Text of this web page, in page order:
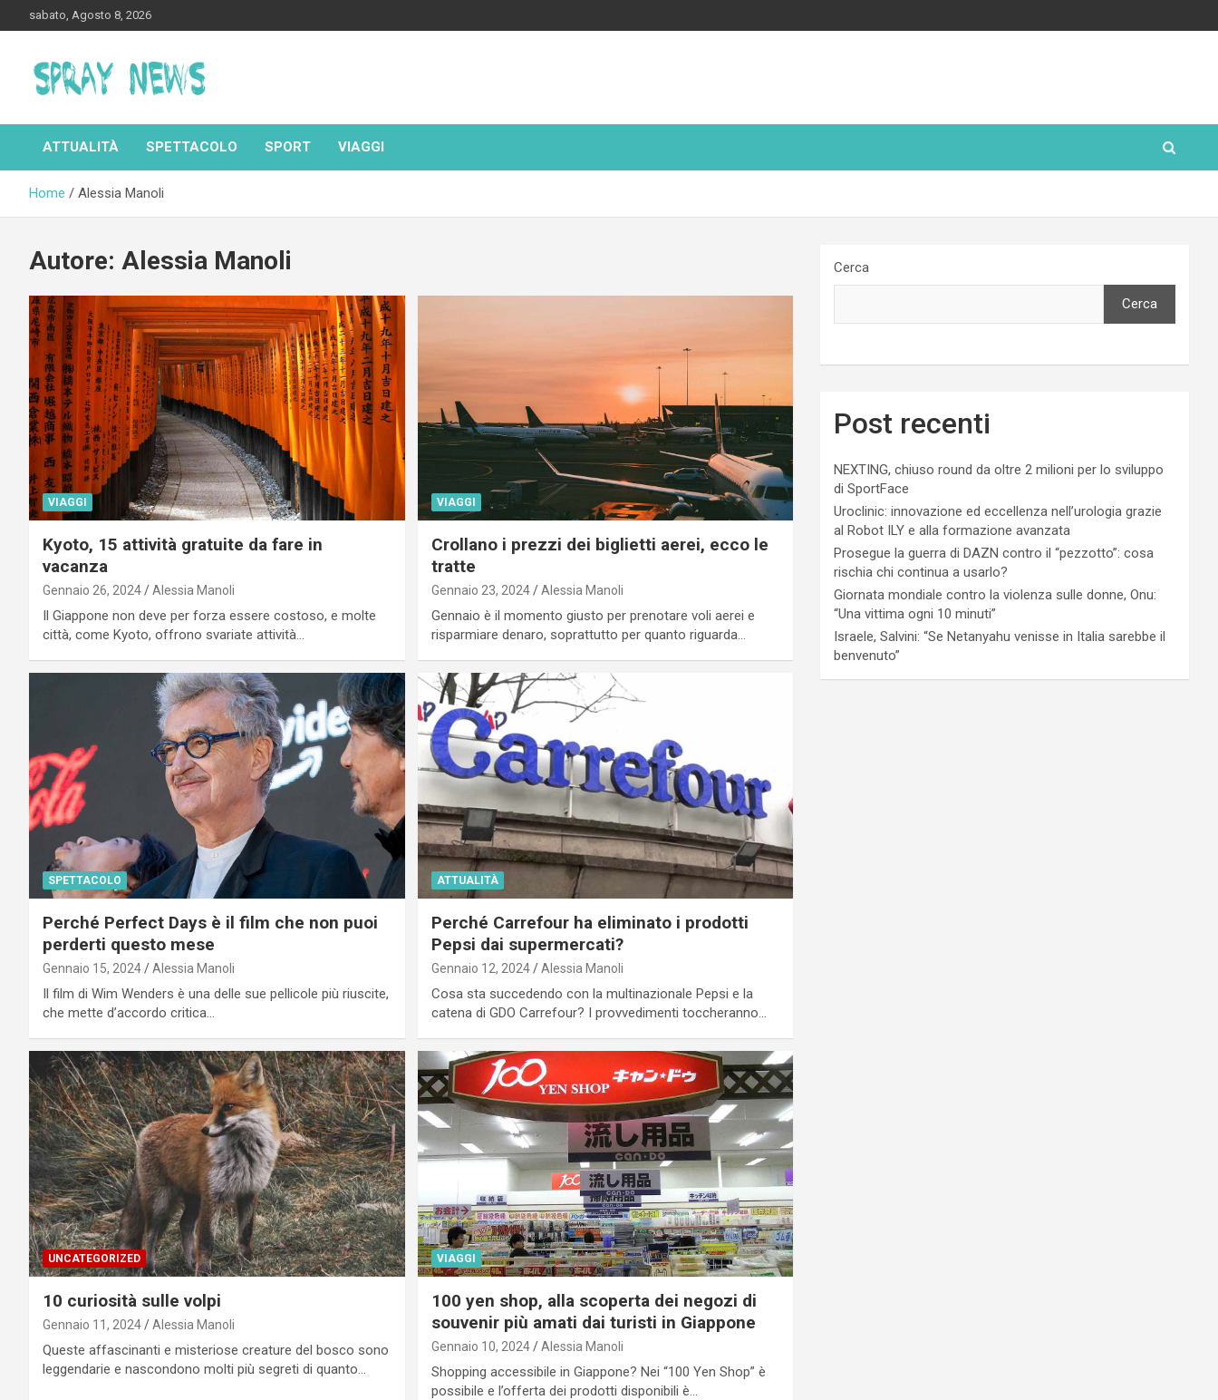
to
sabato, Agosto 8, 2026
Spraynews.it
ATTUALITÀ SPETTACOLO SPORT VIAGGI
Home Alessia Manoli
Autore: Alessia Manoli
VIAGGI
Kyoto, 15 attività gratuite da fare in
vacanza
Gennaio 26, 2024 Alessia Manoli
Il Giappone non deve per forza essere costoso, e molte
città, come Kyoto, offrono svariate attività…
VIAGGI
Crollano i prezzi dei biglietti aerei, ecco le
tratte
Gennaio 23, 2024 Alessia Manoli
Gennaio è il momento giusto per prenotare voli aerei e
risparmiare denaro, soprattutto per quanto riguarda…
SPETTACOLO
Perché Perfect Days è il film che non puoi
perderti questo mese
Gennaio 15, 2024 Alessia Manoli
Il film di Wim Wenders è una delle sue pellicole più riuscite,
che mette d’accordo critica…
ATTUALITÀ
Perché Carrefour ha eliminato i prodotti
Pepsi dai supermercati?
Gennaio 12, 2024 Alessia Manoli
Cosa sta succedendo con la multinazionale Pepsi e la
catena di GDO Carrefour? I provvedimenti toccheranno…
UNCATEGORIZED
10 curiosità sulle volpi
Gennaio 11, 2024 Alessia Manoli
Queste affascinanti e misteriose creature del bosco sono
leggendarie e nascondono molti più segreti di quanto…
VIAGGI
100 yen shop, alla scoperta dei negozi di
souvenir più amati dai turisti in Giappone
Gennaio 10, 2024 Alessia Manoli
Shopping accessibile in Giappone? Nei “100 Yen Shop” è
possibile e l’offerta dei prodotti disponibili è…
Cerca
Cerca
Post recenti
NEXTING, chiuso round da oltre 2 milioni per lo sviluppo
di SportFace
Uroclinic: innovazione ed eccellenza nell’urologia grazie
al Robot ILY e alla formazione avanzata
Prosegue la guerra di DAZN contro il “pezzotto”: cosa
rischia chi continua a usarlo?
Giornata mondiale contro la violenza sulle donne, Onu:
“Una vittima ogni 10 minuti”
Israele, Salvini: “Se Netanyahu venisse in Italia sarebbe il
benvenuto”